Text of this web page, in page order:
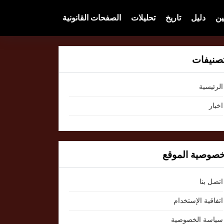
دليل تاريخ تحليلات الصفحات القانونية
الرئيسية
اخبار
الموقع
اتصل بنا
اتفاقية الإستخدام
سياسة الخصوصية